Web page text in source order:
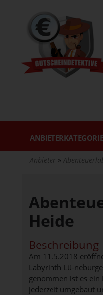
Anbieter
Heide
Beschreibung
Am 11.5.2018
Labyrinth Lü-
genommen ist es ein
jederzeit umgebaut